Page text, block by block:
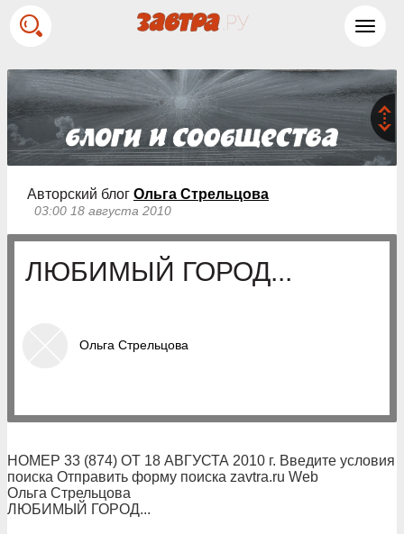
Авторский блог Ольга Стрельцова
03:00 18 августа 2010
ЛЮБИМЫЙ ГОРОД...
Ольга Стрельцова
НОМЕР 33 (874) ОТ 18 АВГУСТА 2010 г. Введите условия
поиска Отправить форму поиска zavtra.ru Web
Ольга Стрельцова
ЛЮБИМЫЙ ГОРОД...